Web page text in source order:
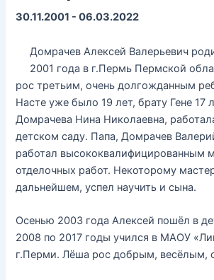
30.11.2001 - 06.03.2022
Домрачев Алексей Валерьевич
2001 года в г.Пермь Пермской
рос третьим, очень долгожданным
Насте уже было 19 лет, брату Гене 17
Домрачева Нина Николаевна,
детском саду. Папа, Домрачев
работал высококвалифицированным
отделочных работ. Некоторому
дальнейшем, успел научить и сына.
Осенью 2003 года Алексей пошёл в
2008 по 2017 годы учился в МАОУ
г.Перми. Лёша рос добрым, весёлым,